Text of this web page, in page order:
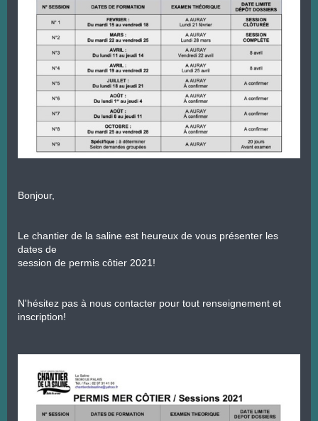
Bonjour,
Le chantier de la saline est heureux de vous présenter les
dates de
session de permis côtier 2021!
N'hésitez pas à nous contacter pour tout renseignement et
inscription!